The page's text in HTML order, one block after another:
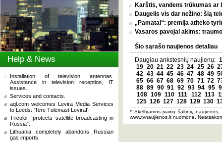
Help & News
Installation of television antennas.
Assistance in television reception, IT
issues.
Services and contacts.
aql.com welcomes Levira Media Services
to Leeds: 'Tere Tulemast Levira!'.
Tricolor “protects satellite broadcasting in
Russia”.
Lithuania completely abandons Russian
gas imports.
Karštis, vandens trūkumas ar
Daugelis vis dar nežino: šią
„Pamatai“: premija atiteko
Vasaros pavojai akims:
Šio sąrašo naujienos detaliau
Daugiau ankstesnių naujienų: 1
19 20 21 22 23 24 25 26
42 43 44 45 46 47 48 49
65 66 67 68 69 70 71 72
88 89 90 91 92 93 94 95
108 109 110 111 112 113
125 126 127 128 129 130
* Skelbiamos įvairių šaltinių
www.tvnaujienos.lt nuomone.